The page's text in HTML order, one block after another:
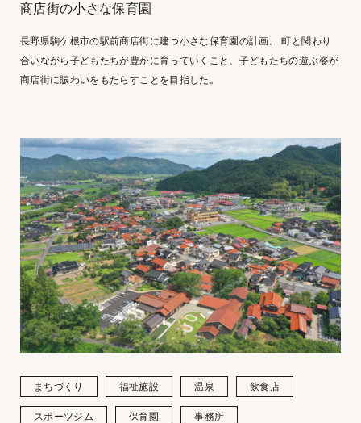
商店街の小さな保育園
長野県駒ケ根市の駅前商店街に建つ小さな保育園の計画。 町と関わり
合いながら子どもたちが豊かに育っていくこと、子どもたちの遊ぶ姿が
商店街に賑わいをもたらすことを目指した。
まちづくり 福祉施設 温泉 飲食店
スポーツジム 保育園 事務所